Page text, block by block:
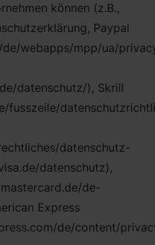
können (z.B.,
Paypal
webapps/mpp/ua/
datenschutz/), Skrill
fusszeile/
datenschutz-
datenschutz),
de-
Express
de/content/